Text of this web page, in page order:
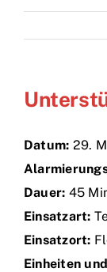
Home
Bürgerinfo
Über uns
Technik
Datum: 29.
Dauer: 45
Einsatzart:
Einsatzort:
Einheiten